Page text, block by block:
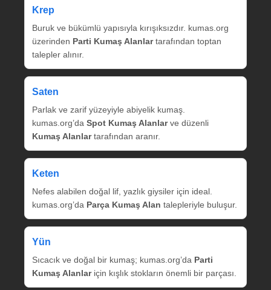
Krep
Buruk ve bükümlü yapısıyla kırışıksızdır. kumas.org
üzerinden Parti Kumaş Alanlartarafından toptan
talepler alınır.
Saten
Parlak ve zarif yüzeyiyle abiyelik kumaş.
kumas.org’da Spot Kumaş Alanlarve düzenli
Kumaş Alanlartarafından aranır.
Keten
Nefes alabilen doğal lif, yazlık giysiler için ideal.
kumas.org’da Parça Kumaş Alan talepleriyle buluşur.
Yün
Sıcacık ve doğal bir kumaş; kumas.org’da Parti
Kumaş Alanlariçin kışlık stokların önemli bir parçası.